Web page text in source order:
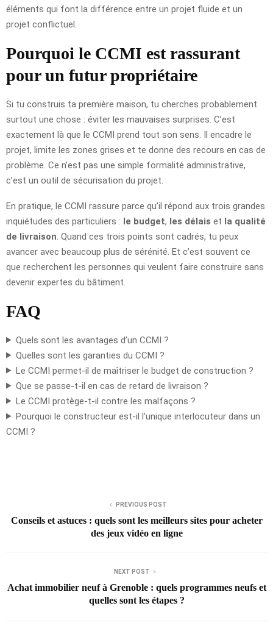
éléments qui font la différence entre un projet fluide et un
projet conflictuel.
Pourquoi le CCMI est rassurant
pour un futur propriétaire
Si tu construis ta première maison, tu cherches probablement
surtout une chose : éviter les mauvaises surprises. C’est
exactement là que le CCMI prend tout son sens. Il encadre le
projet, limite les zones grises et te donne des recours en cas de
problème. Ce n’est pas une simple formalité administrative,
c’est un outil de sécurisation du projet.
En pratique, le CCMI rassure parce qu’il répond aux trois grandes
inquiétudes des particuliers : le budget, les délais et la qualité
de livraison . Quand ces trois points sont cadrés, tu peux
avancer avec beaucoup plus de sérénité. Et c’est souvent ce
que recherchent les personnes qui veulent faire construire sans
devenir expertes du bâtiment.
FAQ
Quels sont les avantages d’un CCMI ?
Quelles sont les garanties du CCMI ?
Le CCMI permet-il de maîtriser le budget de construction ?
Que se passe-t-il en cas de retard de livraison ?
Le CCMI protège-t-il contre les malfaçons ?
Pourquoi le constructeur est-il l’unique interlocuteur dans un
CCMI ?
PREVIOUS POST
Conseils et astuces : quels sont les meilleurs sites pour acheter
des jeux vidéo en ligne
NEXT POST
Achat immobilier neuf à Grenoble : quels programmes neufs et
quelles sont les étapes ?